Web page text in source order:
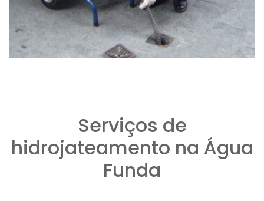
Serviços de
hidrojateamento na Água
Funda